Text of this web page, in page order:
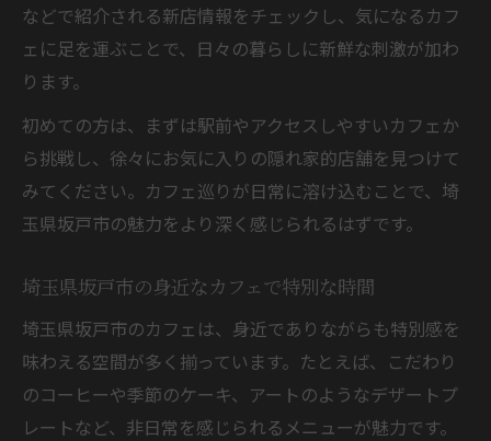
ごし方
などで紹介される新店情報をチェックし、気になるカフ
ェに足を運ぶことで、日々の暮らしに新鮮な刺激が加わ
ります。
初めての方は、まずは駅前やアクセスしやすいカフェか
ら挑戦し、徐々にお気に入りの隠れ家的店舗を見つけて
みてください。カフェ巡りが日常に溶け込むことで、埼
玉県坂戸市の魅力をより深く感じられるはずです。
埼玉県坂戸市の身近なカフェで特別な時間
埼玉県坂戸市のカフェは、身近でありながらも特別感を
味わえる空間が多く揃っています。たとえば、こだわり
のコーヒーや季節のケーキ、アートのようなデザートプ
レートなど、非日常を感じられるメニューが魅力です。